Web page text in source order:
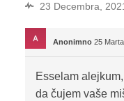
23 Decembra,
Anonimno 25
Esselam
da čujem vaše